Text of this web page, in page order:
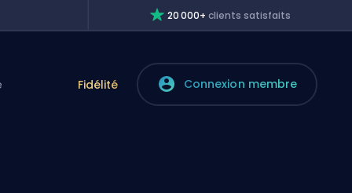
20 000+clients satisfaits
Fidélité Connexion membre